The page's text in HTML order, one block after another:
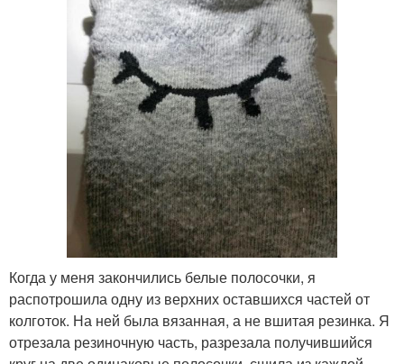
Когда у меня закончились белые полосочки, я
распотрошила одну из верхних оставшихся частей от
колготок. На ней была вязанная, а не вшитая резинка. Я
отрезала резиночную часть, разрезала получившийся